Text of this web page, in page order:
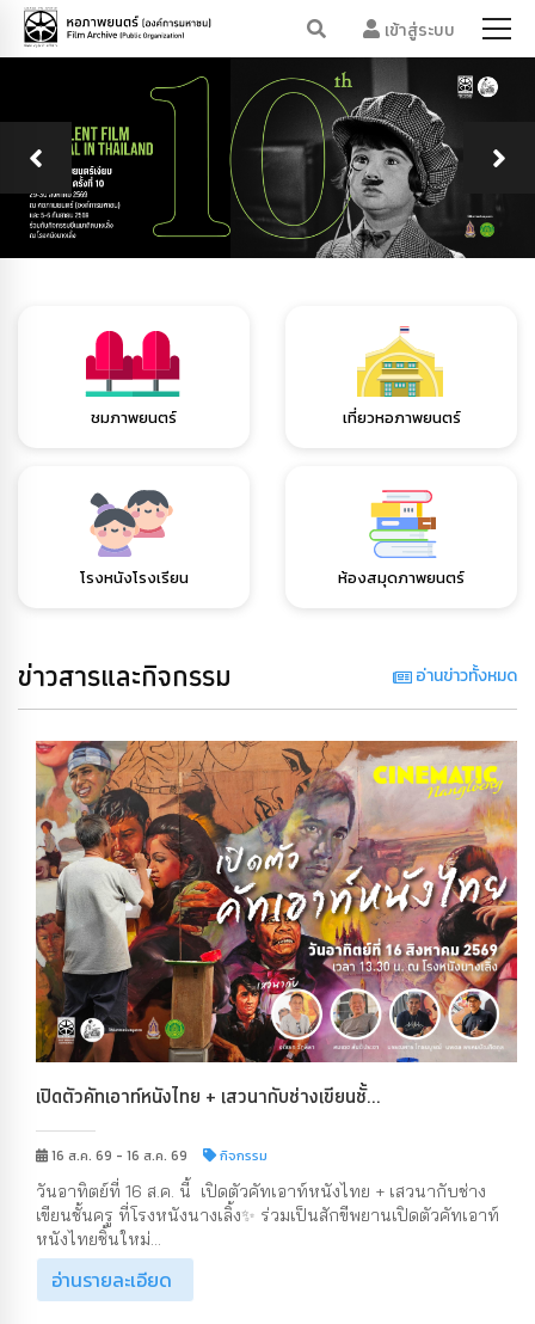
เข้าสู่ระบบ
ชมภาพยนตร์ เที่ยวหอภาพยนตร์
โรงหนังโรงเรียน ห้องสมุดภาพยนตร์
ข่าวสารและกิจกรรม อ่านข่าวทั้งหมด
เปิดตัวคัทเอาท์หนังไทย + เสวนากับช่างเขียนชั้...
16 ส.ค. 69 - 16 ส.ค. 69 กิจกรรม
วันอาทิตย์ที่ 16 ส.ค. นี้ เปิดตัวคัทเอาท์หนังไทย + เสวนากับช่าง
เขียนชั้นครู ที่โรงหนังนางเลิ้ง✨ ร่วมเป็นสักขีพยานเปิดตัวคัทเอาท์
หนังไทยชิ้นใหม่...
อ่านรายละเอียด